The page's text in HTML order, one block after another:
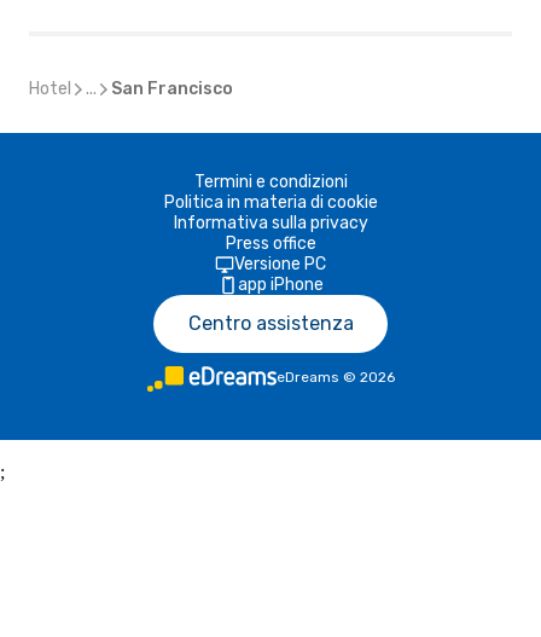
Hotel ... San Francisco
Termini e condizioni
Politica in materia di cookie
Informativa sulla privacy
Press office
Versione PC
app iPhone
Centro assistenza
eDreams © 2026
;